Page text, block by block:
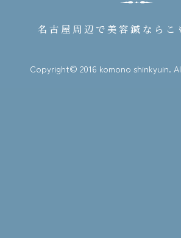
名古屋周辺で美容鍼なら こ
Copyright© 2016 komono shinkyuin.